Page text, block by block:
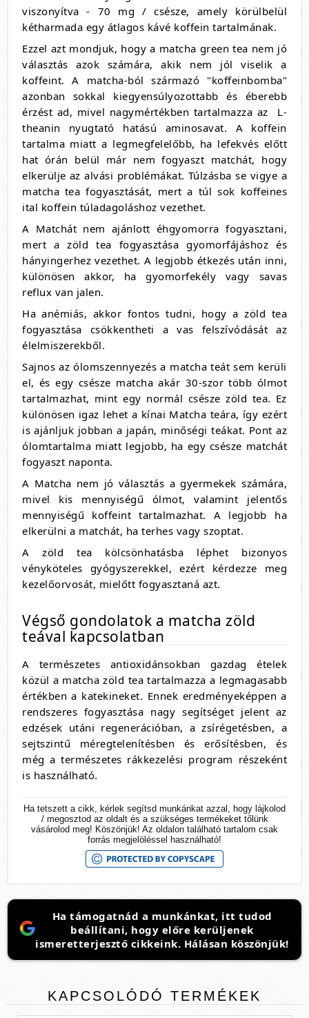
viszonyítva - 70 mg / csésze, amely körülbelül
kétharmada egy átlagos kávé koffein tartalmának.
Ezzel azt mondjuk, hogy a matcha green tea nem jó
választás azok számára, akik nem jól viselik a
koffeint. A matcha-ból származó "koffeinbomba"
azonban sokkal kiegyensúlyozottabb és éberebb
érzést ad, mivel nagymértékben tartalmazza az L-
theanin nyugtató hatású aminosavat. A koffein
tartalma miatt a legmegfelelőbb, ha lefekvés előtt
hat órán belül már nem fogyaszt matchát, hogy
elkerülje az alvási problémákat. Túlzásba se vigye a
matcha tea fogyasztását, mert a túl sok koffeines
ital koffein túladagoláshoz vezethet.
A Matchát nem ajánlott éhgyomorra fogyasztani,
mert a zöld tea fogyasztása gyomorfájáshoz és
hányingerhez vezethet. A legjobb étkezés után inni,
különösen akkor, ha gyomorfekély vagy savas
reflux van jalen.
Ha anémiás, akkor fontos tudni, hogy a zöld tea
fogyasztása csökkentheti a vas felszívódását az
élelmiszerekből.
Sajnos az ólomszennyezés a matcha teát sem kerüli
el, és egy csésze matcha akár 30-szor több ólmot
tartalmazhat, mint egy normál csésze zöld tea. Ez
különösen igaz lehet a kínai Matcha teára, így ezért
is ajánljuk jobban a japán, minőségi teákat. Pont az
ólomtartalma miatt legjobb, ha egy csésze matchát
fogyaszt naponta.
A Matcha nem jó választás a gyermekek számára,
mivel kis mennyiségű ólmot, valamint jelentős
mennyiségű koffeint tartalmazhat. A legjobb ha
elkerülni a matchát, ha terhes vagy szoptat.
A zöld tea kölcsönhatásba léphet bizonyos
vényköteles gyógyszerekkel, ezért kérdezze meg
kezelőorvosát, mielőtt fogyasztaná azt.
Végső gondolatok a matcha zöld
teával kapcsolatban
A természetes antioxidánsokban gazdag ételek
közül a matcha zöld tea tartalmazza a legmagasabb
értékben a katekineket. Ennek eredményeképpen a
rendszeres fogyasztása nagy segítséget jelent az
edzések utáni regenerációban, a zsírégetésben, a
sejtszintű méregtelenítésben és erősítésben, és
még a természetes rákkezelési program részeként
is használható.
Ha tetszett a cikk, kérlek segítsd munkánkat azzal, hogy lájkolod
/ megosztod az oldalt és a szükséges termékeket tőlünk
vásárolod meg! Köszönjük! Az oldalon található tartalom csak
forrás megjelöléssel használható!
Ha támogatnád a munkánkat, itt tudod
beállítani, hogy előre kerüljenek
ismeretterjesztő cikkeink. Hálásan köszönjük!
KAPCSOLÓDÓ TERMÉKEK